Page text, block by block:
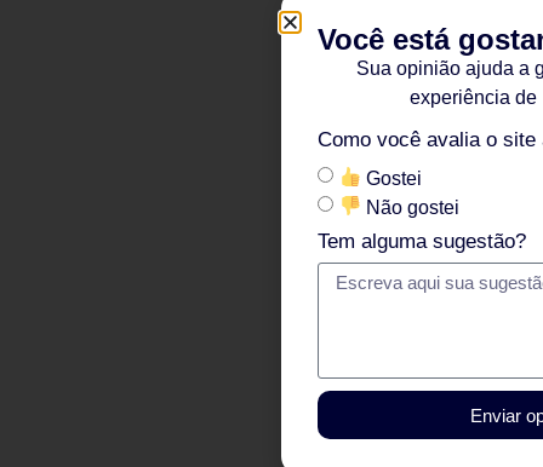
Você está
Sua opinião ajuda a
experiência de
Como você avalia o site
Gostei
Não gostei
Tem alguma sugestão?
Enviar